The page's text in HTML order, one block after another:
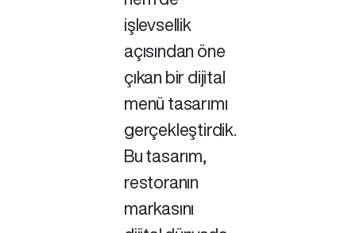
işlevsellik
açısından öne
çıkan bir dijital
menü tasarımı
gerçekleştirdik.
Bu tasarım,
restoranın
markasını